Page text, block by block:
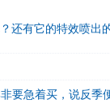
还有它的特效喷出
要急着买，说反季